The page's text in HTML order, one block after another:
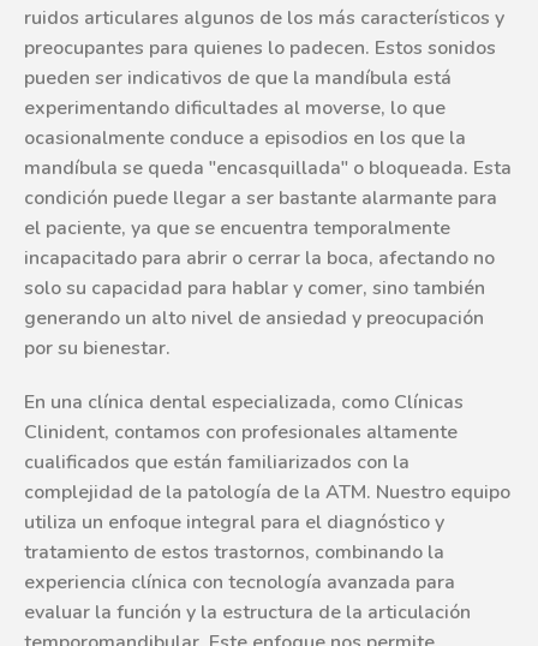
ruidos articulares algunos de los más característicos y
preocupantes para quienes lo padecen. Estos sonidos
pueden ser indicativos de que la mandíbula está
experimentando dificultades al moverse, lo que
ocasionalmente conduce a episodios en los que la
mandíbula se queda "encasquillada" o bloqueada. Esta
condición puede llegar a ser bastante alarmante para
el paciente, ya que se encuentra temporalmente
incapacitado para abrir o cerrar la boca, afectando no
solo su capacidad para hablar y comer, sino también
generando un alto nivel de ansiedad y preocupación
por su bienestar.
En una clínica dental especializada, como Clínicas
Clinident, contamos con profesionales altamente
cualificados que están familiarizados con la
complejidad de la patología de la ATM. Nuestro equipo
utiliza un enfoque integral para el diagnóstico y
tratamiento de estos trastornos, combinando la
experiencia clínica con tecnología avanzada para
evaluar la función y la estructura de la articulación